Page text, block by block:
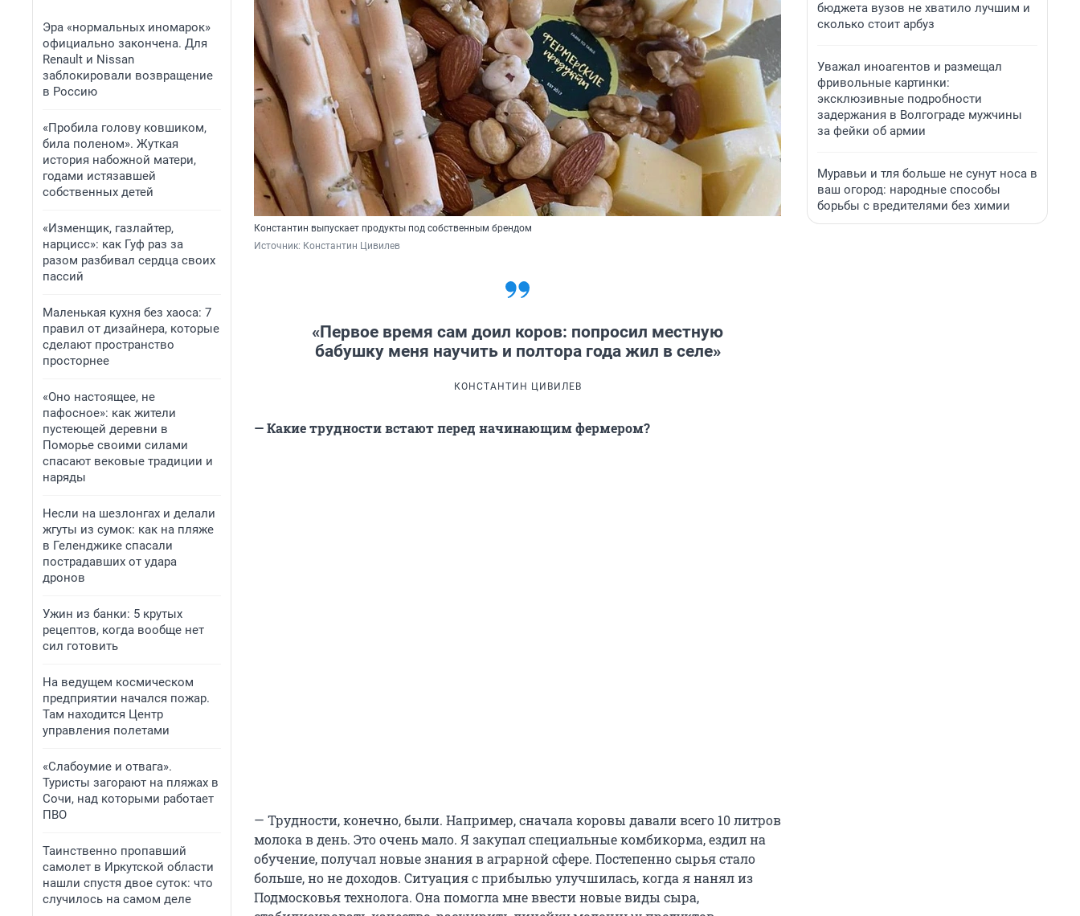
Эра «нормальных иномарок»
официально закончена. Для
Renault и Nissan
заблокировали возвращение
в Россию
«Пробила голову ковшиком,
била поленом». Жуткая
история набожной матери,
годами истязавшей
собственных детей
«Изменщик, газлайтер,
нарцисс»: как Гуф раз за
разом разбивал сердца своих
пассий
Маленькая кухня без хаоса: 7
правил от дизайнера, которые
сделают пространство
просторнее
«Оно настоящее, не
пафосное»: как жители
пустеющей деревни в
Поморье своими силами
спасают вековые традиции и
наряды
Несли на шезлонгах и делали
жгуты из сумок: как на пляже
в Геленджике спасали
пострадавших от удара
дронов
Ужин из банки: 5 крутых
рецептов, когда вообще нет
сил готовить
На ведущем космическом
предприятии начался пожар.
Там находится Центр
управления полетами
«Слабоумие и отвага».
Туристы загорают на пляжах в
Сочи, над которыми работает
ПВО
Таинственно пропавший
самолет в Иркутской области
нашли спустя двое суток: что
случилось на самом деле
Константин выпускает продукты под собственным брендом
Источник: Константин Цивилев
«Первое время сам доил коров: попросил местную
бабушку меня научить и полтора года жил в селе»
КОНСТАНТИН ЦИВИЛЕВ
— Какие трудности встают перед начинающим фермером?
— Трудности, конечно, были. Например, сначала коровы давали всего 10 литров
молока в день. Это очень мало. Я закупал специальные комбикорма, ездил на
обучение, получал новые знания в аграрной сфере. Постепенно сырья стало
больше, но не доходов. Ситуация с прибылью улучшилась, когда я нанял из
Подмосковья технолога. Она помогла мне ввести новые виды сыра,
бюджета вузов не хватило лучшим и
сколько стоит арбуз
Уважал иноагентов и размещал
фривольные картинки:
эксклюзивные подробности
задержания в Волгограде мужчины
за фейки об армии
Муравьи и тля больше не сунут носа в
ваш огород: народные способы
борьбы с вредителями без химии